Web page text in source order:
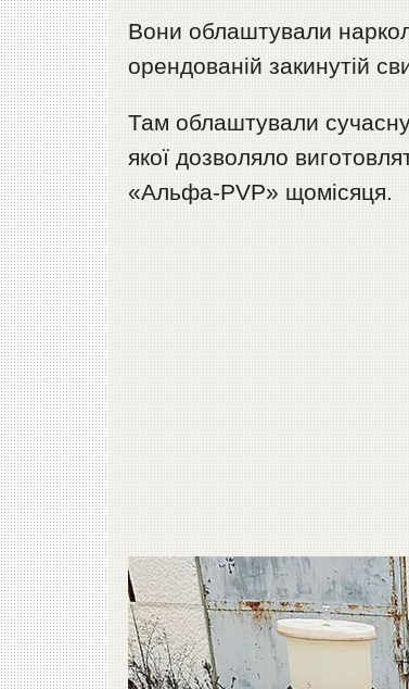
Вони облаштували
орендованій закинутій
Там облаштували
якої дозволяло
«Альфа-PVP» щомісяця.